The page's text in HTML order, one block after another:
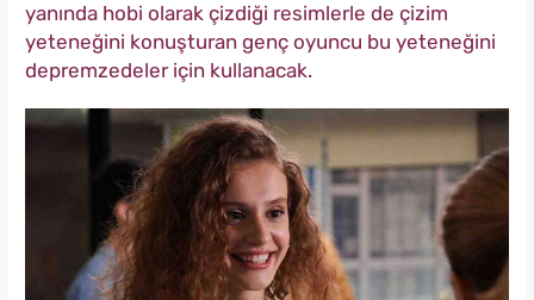
yanında hobi olarak çizdiği resimlerle de çizim
yeteneğini konuşturan genç oyuncu bu yeteneğini
depremzedeler için kullanacak.